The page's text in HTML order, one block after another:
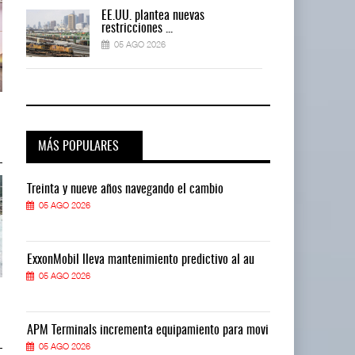
ExxonMobil lleva mantenimiento
05 AGO 2026
04 AGO 2026
ExxonMobil lleva mantenimiento
04 AGO 2026
EE.UU. plantea nuevas
restricciones ...
05 AGO 2026
MÁS POPULARES
Treinta y nueve años navegando el cambio
05 AGO 2026
ExxonMobil lleva mantenimiento predictivo al au
05 AGO 2026
APM Terminals incrementa equipamiento para movi
05 AGO 2026